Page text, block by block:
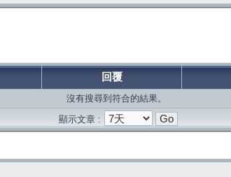
回覆
沒有搜尋到符合的結果。
顯示文章 :